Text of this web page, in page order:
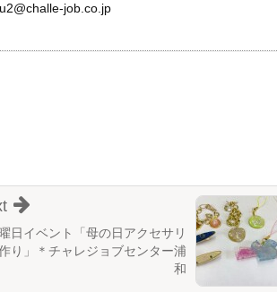
job.co.jp
日イベント「母の日アクセサリ
り」＊チャレジョブセンター浦
和